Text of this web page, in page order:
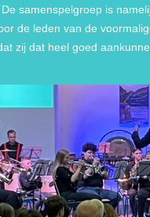
samenspelgroep is
de leden van de
zij dat heel goed